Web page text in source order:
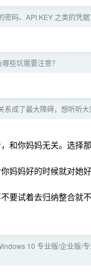
码、API KEY 之类的凭据
些坑需要注意？
系成了最大障碍，想听听大
和你妈妈无关。选择
妈妈好的时候就对她
要试着去归纳整合就
10 专业版/企业版/